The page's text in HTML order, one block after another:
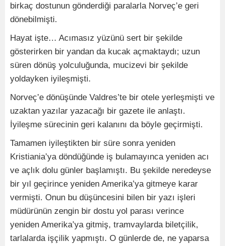
birkaç dostunun gönderdiği paralarla Norveç’e geri
dönebilmişti.
Hayat işte… Acımasız yüzünü sert bir şekilde
gösterirken bir yandan da kucak açmaktaydı; uzun
süren dönüş yolculuğunda, mucizevi bir şekilde
yoldayken iyileşmişti.
Norveç’e dönüşünde Valdres’te bir otele yerleşmişti ve
uzaktan yazılar yazacağı bir gazete ile anlaştı.
İyileşme sürecinin geri kalanını da böyle geçirmişti.
Tamamen iyileştikten bir süre sonra yeniden
Kristiania’ya döndüğünde iş bulamayınca yeniden acı
ve açlık dolu günler başlamıştı. Bu şekilde neredeyse
bir yıl geçirince yeniden Amerika’ya gitmeye karar
vermişti. Onun bu düşüncesini bilen bir yazı işleri
müdürünün zengin bir dostu yol parası verince
yeniden Amerika’ya gitmiş, tramvaylarda biletçilik,
tarlalarda işçilik yapmıştı. O günlerde de, ne yaparsa